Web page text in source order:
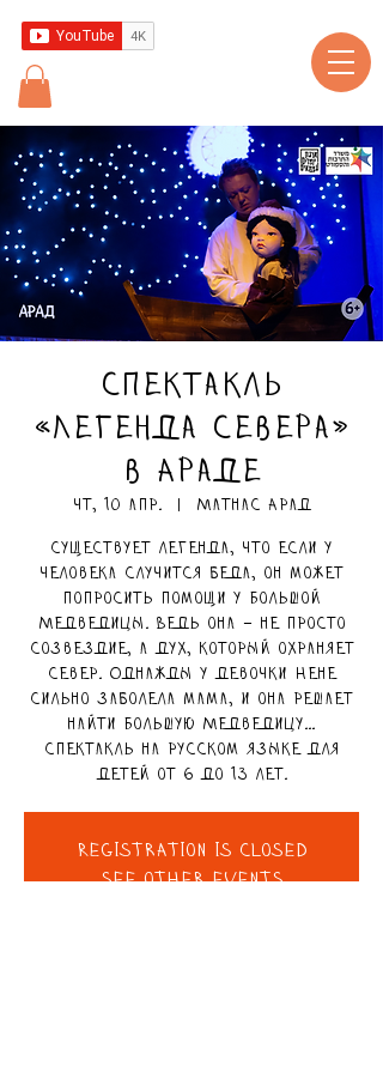
Спектакль
«Легенда севера»
в Араде
чт, 10 апр.
  |
Матнас Арад
Существует легенда, что если у
человека случится беда, он может
попросить помощи у Большой
Медведицы. Ведь она – не просто
созвездие, а дух, который охраняет
север. Однажды у девочки Нене
сильно заболела мама, и она решает
найти Большую Медведицу…
Спектакль на русском языке для
детей от 6 до 13 лет.
Registration is closed
See other events